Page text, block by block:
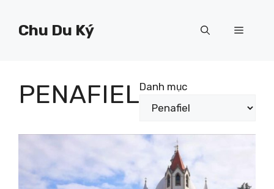
Chu Du Ký Menu
PENAFIELDanh mục